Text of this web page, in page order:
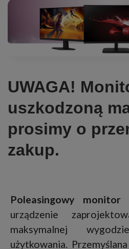
UWAGA!
uszkodzoną
prosimy o
zakup.
Poleasingowy monitor
urządzenie
maksymalnej
użytkowania.